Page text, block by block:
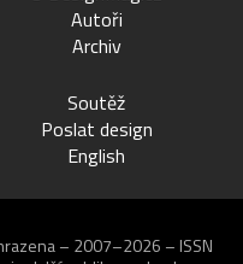
Autoři
Archiv
Soutěž
Poslat design
English
– 2007–2026 – ISSN